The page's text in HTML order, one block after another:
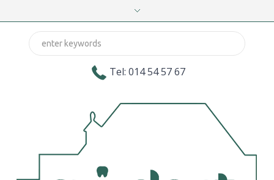
Tel: 014 54 57 67